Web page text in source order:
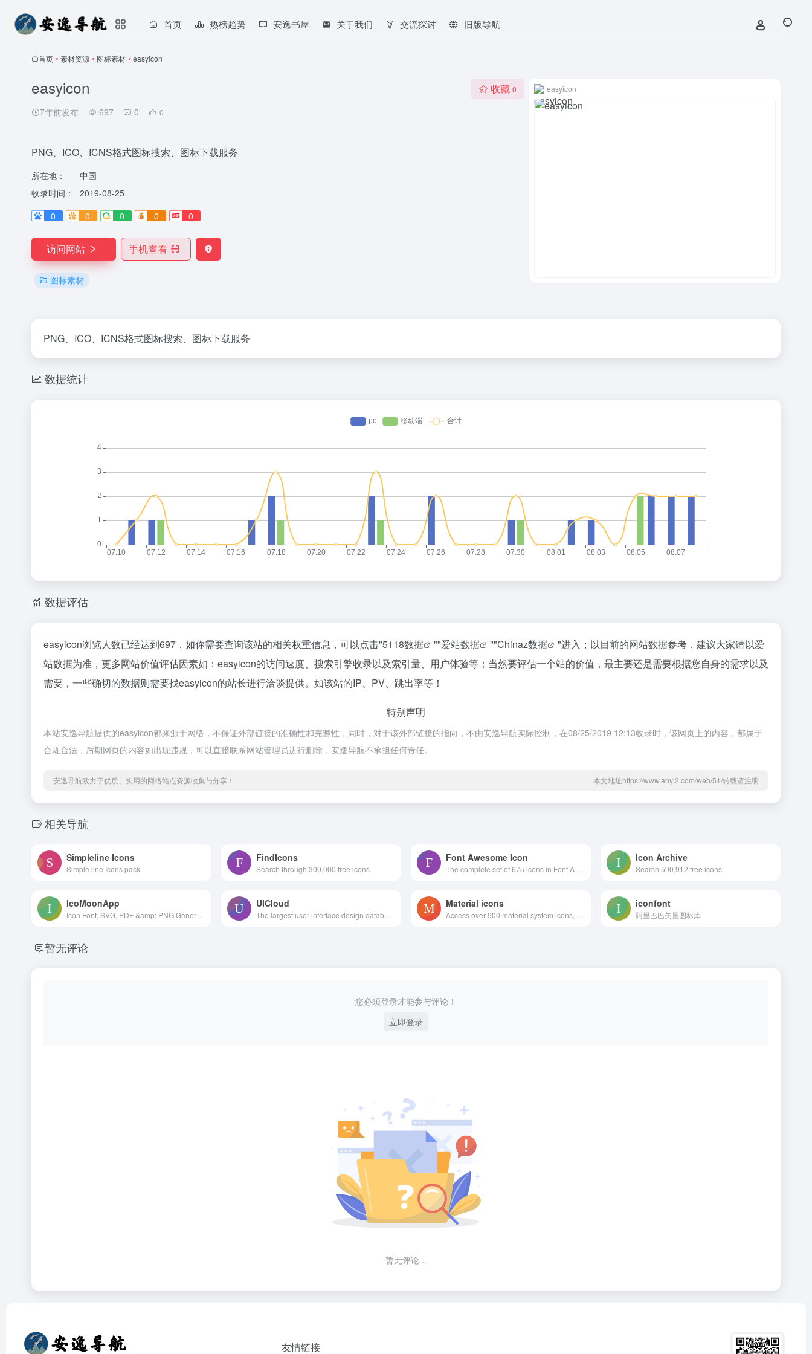
首页 热榜趋势 安逸书屋 关于我们 交流探讨 旧版导航
首页 • 素材资源 • 图标素材 • easyicon
easyicon
7年前发布 697 0 0
收藏 0
PNG、ICO、ICNS格式图标搜索、图标下载服务
所在地：
中国
收录时间：
2019-08-25
0
0 0 0 0
访问网站 手机查看
图标素材
easyicon
PNG、ICO、ICNS格式图标搜索、图标下载服务
数据统计
数据评估
easyicon浏览人数已经达到697，如你需要查询该站的相关权重信息，可以点击"5118数据 ""爱站数据 ""Chinaz数据
"进入；以目前的网站数据参考，建议大家请以爱
站数据为准，更多网站价值评估因素如：easyicon的访问速度、搜索引擎收录以及索引量、用户体验等；当然要评估一个站的价值，最主要还是需要根据您自身的需求以及
需要，一些确切的数据则需要找easyicon的站长进行洽谈提供。如该站的IP、PV、跳出率等！
特别声明
本站安逸导航提供的easyicon都来源于网络，不保证外部链接的准确性和完整性，同时，对于该外部链接的指向，不由安逸导航实际控制，在08/25/2019 12:13收录时，该网页上的内容，都属于
合规合法，后期网页的内容如出现违规，可以直接联系网站管理员进行删除，安逸导航不承担任何责任。
安逸导航致力于优质、实用的网络站点资源收集与分享！ 本文地址https://www.anyi2.com/web/51/转载请注明
相关导航
Simpleline Icons
Simple line Icons pack
FindIcons
Search through 300,000 free icons
Font Awesome Icon Icon Archive
Search 590,912 free icons
IcoMoonApp UICloud Material icons iconfont
阿里巴巴矢量图标库
暂无评论
您必须登录才能参与评论！
立即登录
暂无评论...
友情链接